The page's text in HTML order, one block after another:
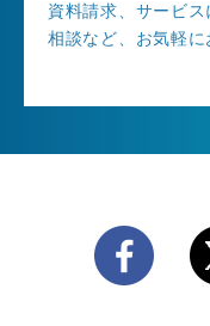
資料請求、サービ
相談など、お気軽に